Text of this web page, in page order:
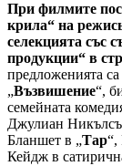
При филмите
крила“ на
селекцията със
продукции“ в
предложенията
„Възвишение“,
семейната
Джулиан
Бланшет в „Тар“,
Кейдж в